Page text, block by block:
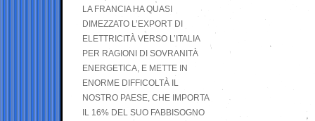
LA FRANCIA HA QUASI
DIMEZZATO L’EXPORT DI
ELETTRICITÀ VERSO L’ITALIA
PER RAGIONI DI SOVRANITÀ
ENERGETICA, E METTE IN
ENORME DIFFICOLTÀ IL
NOSTRO PAESE, CHE IMPORTA
IL 16% DEL SUO FABBISOGNO